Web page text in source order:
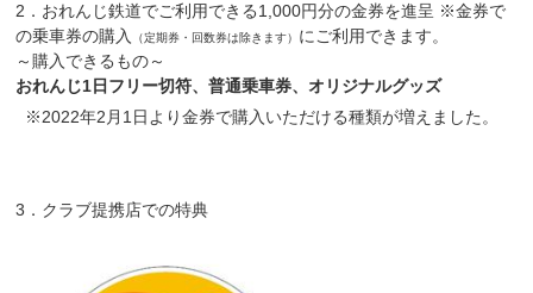
2．おれんじ鉄道でご利用できる1,000円分の金券を進呈 ※金券で
の乗車券の購入
（定期券・回数券は除きます） にご利用できます。
～購入できるもの～
おれんじ1日フリー切符、普通乗車券、オリジナルグッズ
※2022年2月1日より金券で購入いただける種類が増えました。
3．クラブ提携店での特典